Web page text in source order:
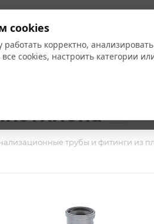
Бренды
трубы и фитинги из
cookies
работать корректно,
cookies, настроить категории